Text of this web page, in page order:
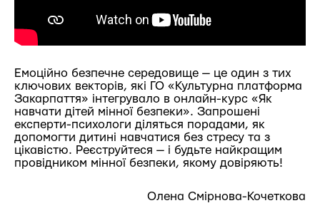
Емоційно безпечне середовище — це один з тих
ключових векторів, які ГО «Культурна платформа
Закарпаття» інтегрувало в онлайн-курс «Як
навчати дітей мінної безпеки». Запрошені
експерти-психологи діляться порадами, як
допомогти дитині навчатися без стресу та з
цікавістю. Реєструйтеся — і будьте найкращим
провідником мінної безпеки, якому довіряють!
Олена Смірнова-Кочеткова